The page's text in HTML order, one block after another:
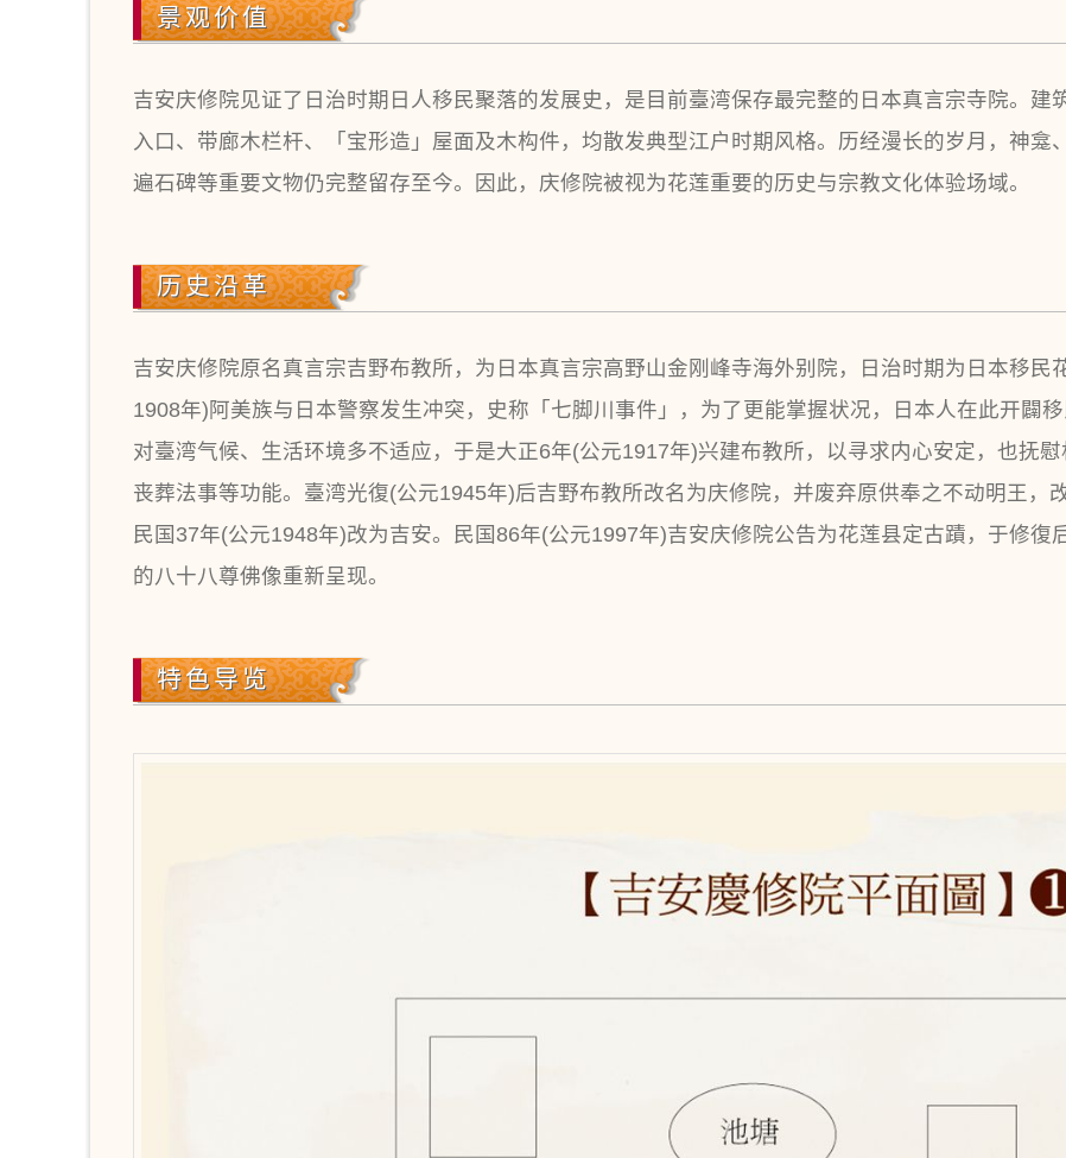
景观价值
吉安庆修院见证了日治时期日人移民聚落的发展史，是目前臺湾保存最完整的日本真言宗寺院。建
入口、带廊木栏杆、「宝形造」屋面及木构件，均散发典型江户时期风格。历经漫长的岁月，神龛
遍石碑等重要文物仍完整留存至今。因此，庆修院被视为花莲重要的历史与宗教文化体验场域。
历史沿革
吉安庆修院原名真言宗吉野布教所，为日本真言宗高野山金刚峰寺海外别院，日治时期为日本移民
1908年)阿美族与日本警察发生冲突，史称「七脚川事件」，为了更能掌握状况，日本人在此开闢
对臺湾气候、生活环境多不适应，于是大正6年(公元1917年)兴建布教所，以寻求内心安定，也抚
丧葬法事等功能。臺湾光復(公元1945年)后吉野布教所改名为庆修院，并废弃原供奉之不动明王，
民国37年(公元1948年)改为吉安。民国86年(公元1997年)吉安庆修院公告为花莲县定古蹟，于修復
的八十八尊佛像重新呈现。
特色导览